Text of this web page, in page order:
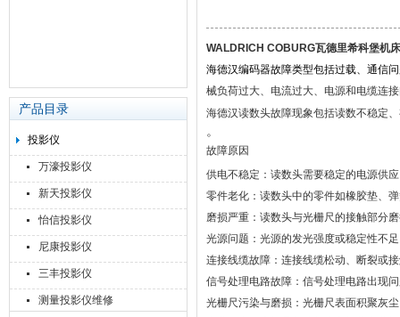
产品目录
投影仪
万濠投影仪
新天投影仪
怡信投影仪
尼康投影仪
三丰投影仪
测量投影仪维修
WALDRICH COBURG瓦德里希科堡机
海德汉编码器故障类型包括过载、通信
械负荷过大、电流过大、电源和电缆连
海德汉读数头故障现象包括读数不稳定
。
故障原因
供电不稳定 ：读数头需要稳定的电源供
零件老化 ：读数头中的零件如橡胶垫、
磨损严重 ：读数头与光栅尺的接触部分
光源问题 ：光源的发光强度或稳定性不
连接线缆故障 ：连接线缆松动、断裂或
信号处理电路故障 ：信号处理电路出现
光栅尺污染与磨损 ：光栅尺表面积聚灰